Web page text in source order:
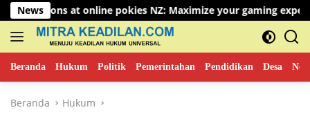
Langsung
ke
konten
News
online pokies NZ: Maximize your gaming experience
Beranda Hukum Politik Pemerintahan Pendidikan Desa
Beranda Hukum